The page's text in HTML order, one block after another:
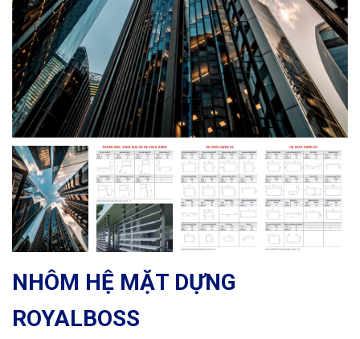
NHÔM HỆ MẶT DỰNG
ROYALBOSS